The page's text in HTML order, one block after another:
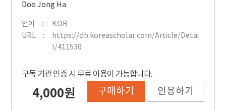
Doo Jong Ha
언어
KOR
URL
https://db.koreascholar.com/Article/Detai
l/411530
구독 기관 인증 시 무료 이용이 가능합니다.
4,000원 구매하기 인용하기